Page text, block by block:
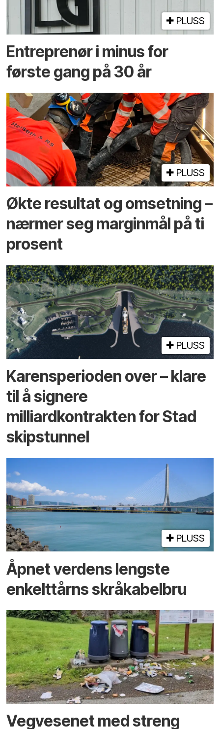
PLUSS
Entreprenør i minus for
første gang på 30 år
PLUSS
Økte resultat og omsetning –
nærmer seg marginmål på ti
prosent
PLUSS
Karensperioden over – klare
til å signere
milliardkontrakten for Stad
skipstunnel
PLUSS
Åpnet verdens lengste
enkelt­tårns skrå­kabel­bru
Vegvesenet med streng